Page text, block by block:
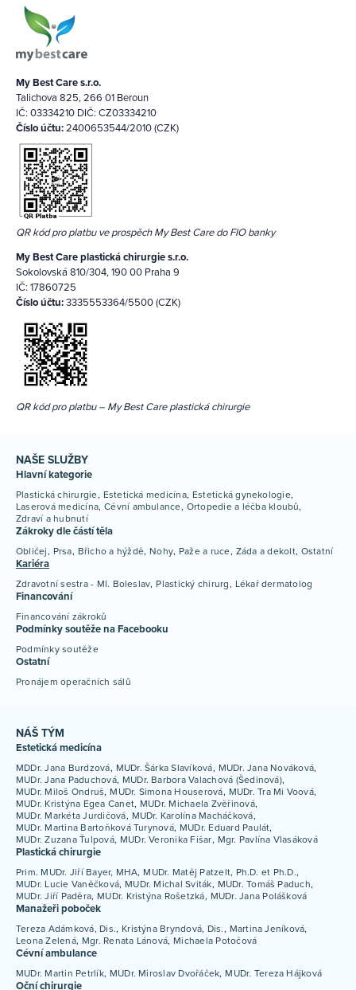
My Best Care s.r.o.
Talichova 825, 266 01 Beroun
IČ: 03334210 DIČ: CZ03334210
Číslo účtu:2400653544/2010 (CZK)
QR kód pro platbu ve prospěch My Best Care do FIO banky
My Best Care plastická chirurgie s.r.o.
Sokolovská 810/304, 190 00 Praha 9
IČ: 17860725
Číslo účtu:3335553364/5500 (CZK)
QR kód pro platbu – My Best Care plastická chirurgie
NAŠE SLUŽBY
Hlavní kategorie
Plastická chirurgie Estetická medicína Estetická gynekologie
Laserová medicína Cévní ambulance Ortopedie a léčba kloubů
Zdraví a hubnutí
Zákroky dle částí těla
Obličej Prsa Břicho a hýždě Nohy Paže a ruce Záda a dekolt Ostatní
Kariéra
Zdravotní sestra - Ml. Boleslav Plastický chirurg Lékař dermatolog
Financování
Financování zákroků
Podmínky soutěže na Facebooku
Podmínky soutěže
Ostatní
Pronájem operačních sálů
NÁŠ TÝM
Estetická medicína
MDDr. Jana Burdzová MUDr. Šárka Slavíková MUDr. Jana Nováková
MUDr. Jana Paduchová MUDr. Barbora Valachová (Šedinová)
MUDr. Miloš Ondruš MUDr. Simona Houserová MUDr. Tra Mi Voová
MUDr. Kristýna Egea Canet MUDr. Michaela Zvěřinová
MUDr. Markéta Jurdičová MUDr. Karolína Macháčková
MUDr. Martina Bartoňková Turynová MUDr. Eduard Paulát
MUDr. Zuzana Ťulpová MUDr. Veronika Fišar Mgr. Pavlína Vlasáková
Plastická chirurgie
Prim. MUDr. Jiří Bayer, MHA MUDr. Matěj Patzelt, Ph.D. et Ph.D.
MUDr. Lucie Vaněčková MUDr. Michal Sviták MUDr. Tomáš Paduch
MUDr. Jiří Paděra MUDr. Kristýna Rošetzká MUDr. Jana Polášková
Manažeři poboček
Tereza Adámková, Dis. Kristýna Bryndová, Dis. Martina Jeníková
Leona Zelená Mgr. Renata Lánová Michaela Potočová
Cévní ambulance
MUDr. Martin Petrlík MUDr. Miroslav Dvořáček MUDr. Tereza Hájková
Oční chirurgie